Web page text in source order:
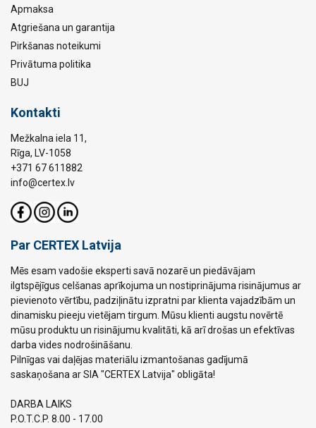
Apmaksa
Atgriešana un garantija
Pirkšanas noteikumi
Privātuma politika
BUJ
Kontakti
Mežkalna iela 11,
Rīga, LV-1058
+371 67 611882
info@certex.lv
Par CERTEX Latvija
Mēs esam vadošie eksperti savā nozarē un piedāvājam
ilgtspējīgus celšanas aprīkojuma un nostiprinājuma risinājumus ar
pievienoto vērtību, padziļinātu izpratni par klienta vajadzībām un
dinamisku pieeju vietējam tirgum. Mūsu klienti augstu novērtē
mūsu produktu un risinājumu kvalitāti, kā arī drošas un efektīvas
darba vides nodrošināšanu.
Pilnīgas vai daļējas materiālu izmantošanas gadījumā
saskaņošana ar SIA "CERTEX Latvija" obligāta!
DARBA LAIKS
P.O.T.C.P. 8.00 - 17.00